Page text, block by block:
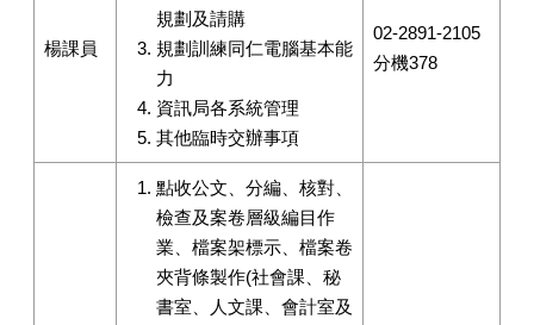
楊課員
規劃及請購
規劃訓練同仁電腦基本能
力
資訊局各系統管理
其他臨時交辦事項
02-2891-2105
分機378
點收公文、分編、核對、
檢查及案卷層級編目作
業、檔案架標示、檔案卷
夾背條製作(社會課、秘
書室、人文課、會計室及